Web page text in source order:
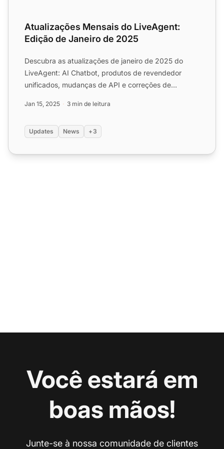
Atualizações Mensais do LiveAgent:
Edição de Janeiro de 2025
Descubra as atualizações de janeiro de 2025 do
LiveAgent: AI Chatbot, produtos de revendedor
unificados, mudanças de API e correções de
Jan 15, 2025 3 min de leitura
Updates News +3
Você estará em
boas mãos!
Junte-se à nossa comunidade de clientes